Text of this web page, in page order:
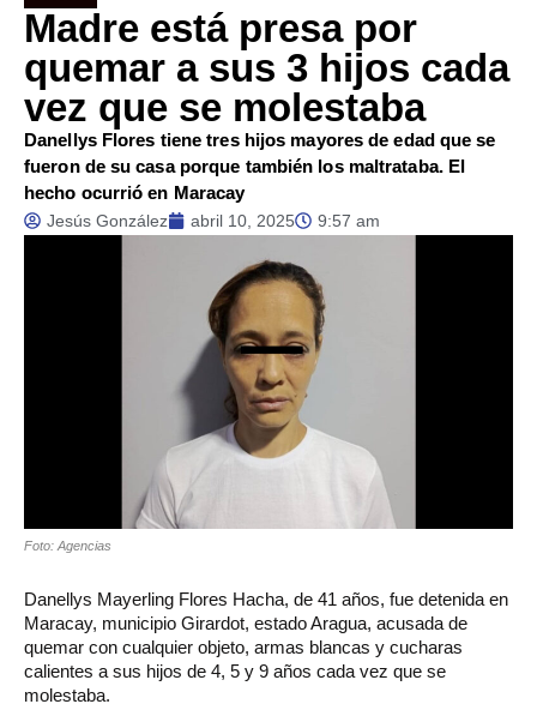
Madre está presa por
quemar a sus 3 hijos cada
vez que se molestaba
Danellys Flores tiene tres hijos mayores de edad que se
fueron de su casa porque también los maltrataba. El
hecho ocurrió en Maracay
Jesús González abril 10, 2025 9:57 am
Foto: Agencias
Danellys Mayerling Flores Hacha, de 41 años, fue detenida en
Maracay, municipio Girardot, estado Aragua, acusada de
quemar con cualquier objeto, armas blancas y cucharas
calientes a sus hijos de 4, 5 y 9 años cada vez que se
molestaba.